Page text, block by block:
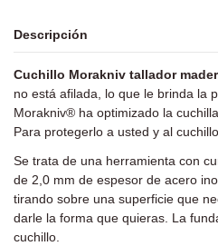
Descripción
Cuchillo Morakniv tallador
no está afilada, lo que le brinda la
Morakniv® ha optimizado la
Para protegerlo a usted y al
Se trata de una herramienta con
de 2,0 mm de espesor de acero
tirando sobre una superficie que
darle la forma que quieras. La
cuchillo.